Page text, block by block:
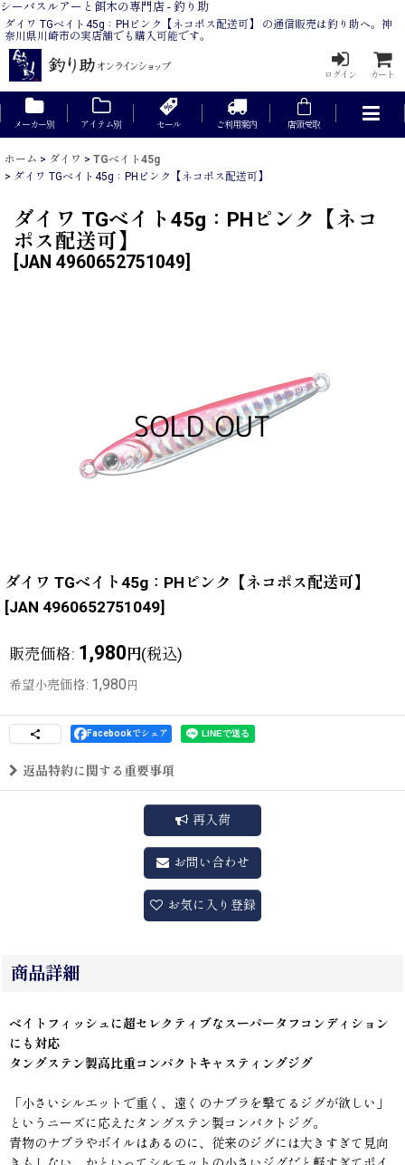
シーバスルアーと餌木の専門店 - 釣り助
ダイワ TGベイト45g：PHピンク【ネコポス配送可】 の通信販売は釣り助へ。神
奈川県川崎市の実店舗でも購入可能です。
ログイン カート
メーカー別 アイテム別 セール ご利用案内 店頭受取
ホーム > ダイワ > TGベイト45g
> ダイワ TGベイト45g：PHピンク【ネコポス配送可】
ダイワ TGベイト45g：PHピンク【ネコ
ポス配送可】
JAN 4960652751049
ダイワ TGベイト45g：PHピンク【ネコポス配送可】
[JAN 4960652751049]
販売価格: 1,980円(税込)
希望小売価格: 1,980 円
Facebookでシェア
返品特約に関する重要事項
再入荷
お問い合わせ
お気に入り登録
商品詳細
ベイトフィッシュに超セレクティブなスーパータフコンディション
にも対応
タングステン製高比重コンパクトキャスティングジグ
「小さいシルエットで重く、遠くのナブラを撃てるジグが欲しい」
というニーズに応えたタングステン製コンパクトジグ。
青物のナブラやボイルはあるのに、従来のジグには大きすぎて見向